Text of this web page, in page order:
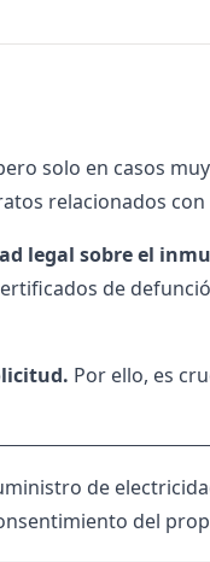
solo en casos
relacionados
legal sobre el
de
Por ello, es
de
del